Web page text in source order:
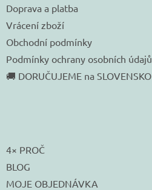
Doprava a platba
Vrácení zboží
Obchodní podmínky
Podmínky ochrany osobních údajů
🚚 DORUČUJEME na SLOVENSKO
4× PROČ
BLOG
MOJE OBJEDNÁVKA